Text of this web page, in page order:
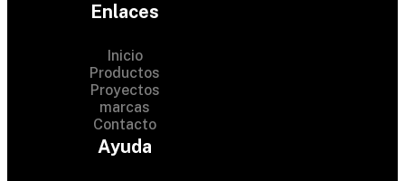
Enlaces
Inicio
Productos
Proyectos
marcas
Contacto
Ayuda